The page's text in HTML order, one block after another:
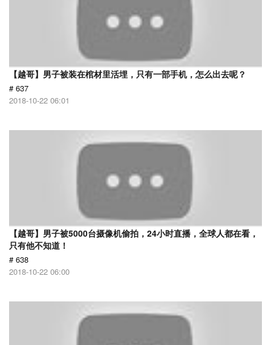
【越哥】男子被装在棺材里活埋，只有一部手机，怎么出去呢？
# 637
2018-10-22 06:01
【越哥】男子被5000台摄像机偷拍，24小时直播，全球人都在看，
只有他不知道！
# 638
2018-10-22 06:00